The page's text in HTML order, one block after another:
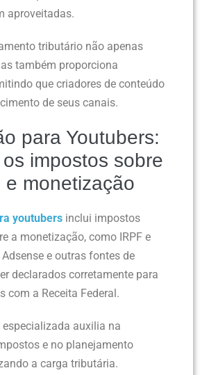
aproveitadas.
tributário não apenas
também proporciona
que criadores de conteúdo
de seus canais.
para Youtubers:
impostos sobre
e monetização
youtubers inclui impostos
a monetização, como IRPF e
Adsense e outras fontes de
declarados corretamente para
com a Receita Federal.
auxilia na
e no planejamento
a carga tributária.